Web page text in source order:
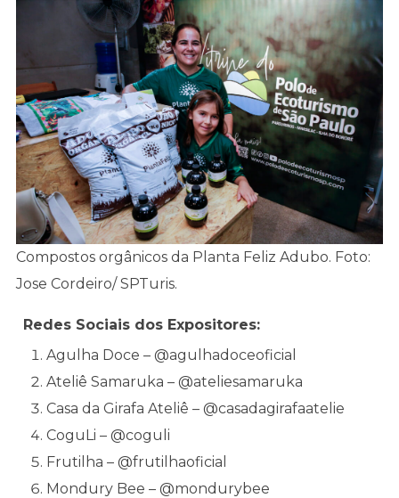
Compostos orgânicos da Planta Feliz Adubo. Foto:
Jose Cordeiro/ SPTuris.
Redes Sociais dos Expositores:
Agulha Doce – @agulhadoceoficial
Ateliê Samaruka – @ateliesamaruka
Casa da Girafa Ateliê – @casadagirafaatelie
CoguLi – @coguli
Frutilha – @frutilhaoficial
Mondury Bee – @mondurybee